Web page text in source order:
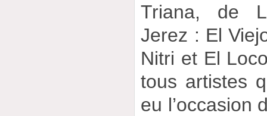
Triana, de
Jerez : El
Nitri et El
tous artistes
eu l’occasion